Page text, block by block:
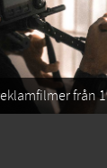
från